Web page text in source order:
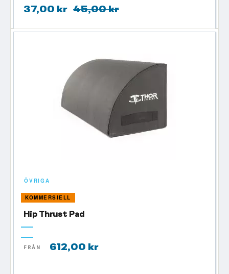
37,00 kr 45,00 kr
ÖVRIGA
KOMMERSIELL
Hip Thrust Pad
FRÅN 612,00 kr